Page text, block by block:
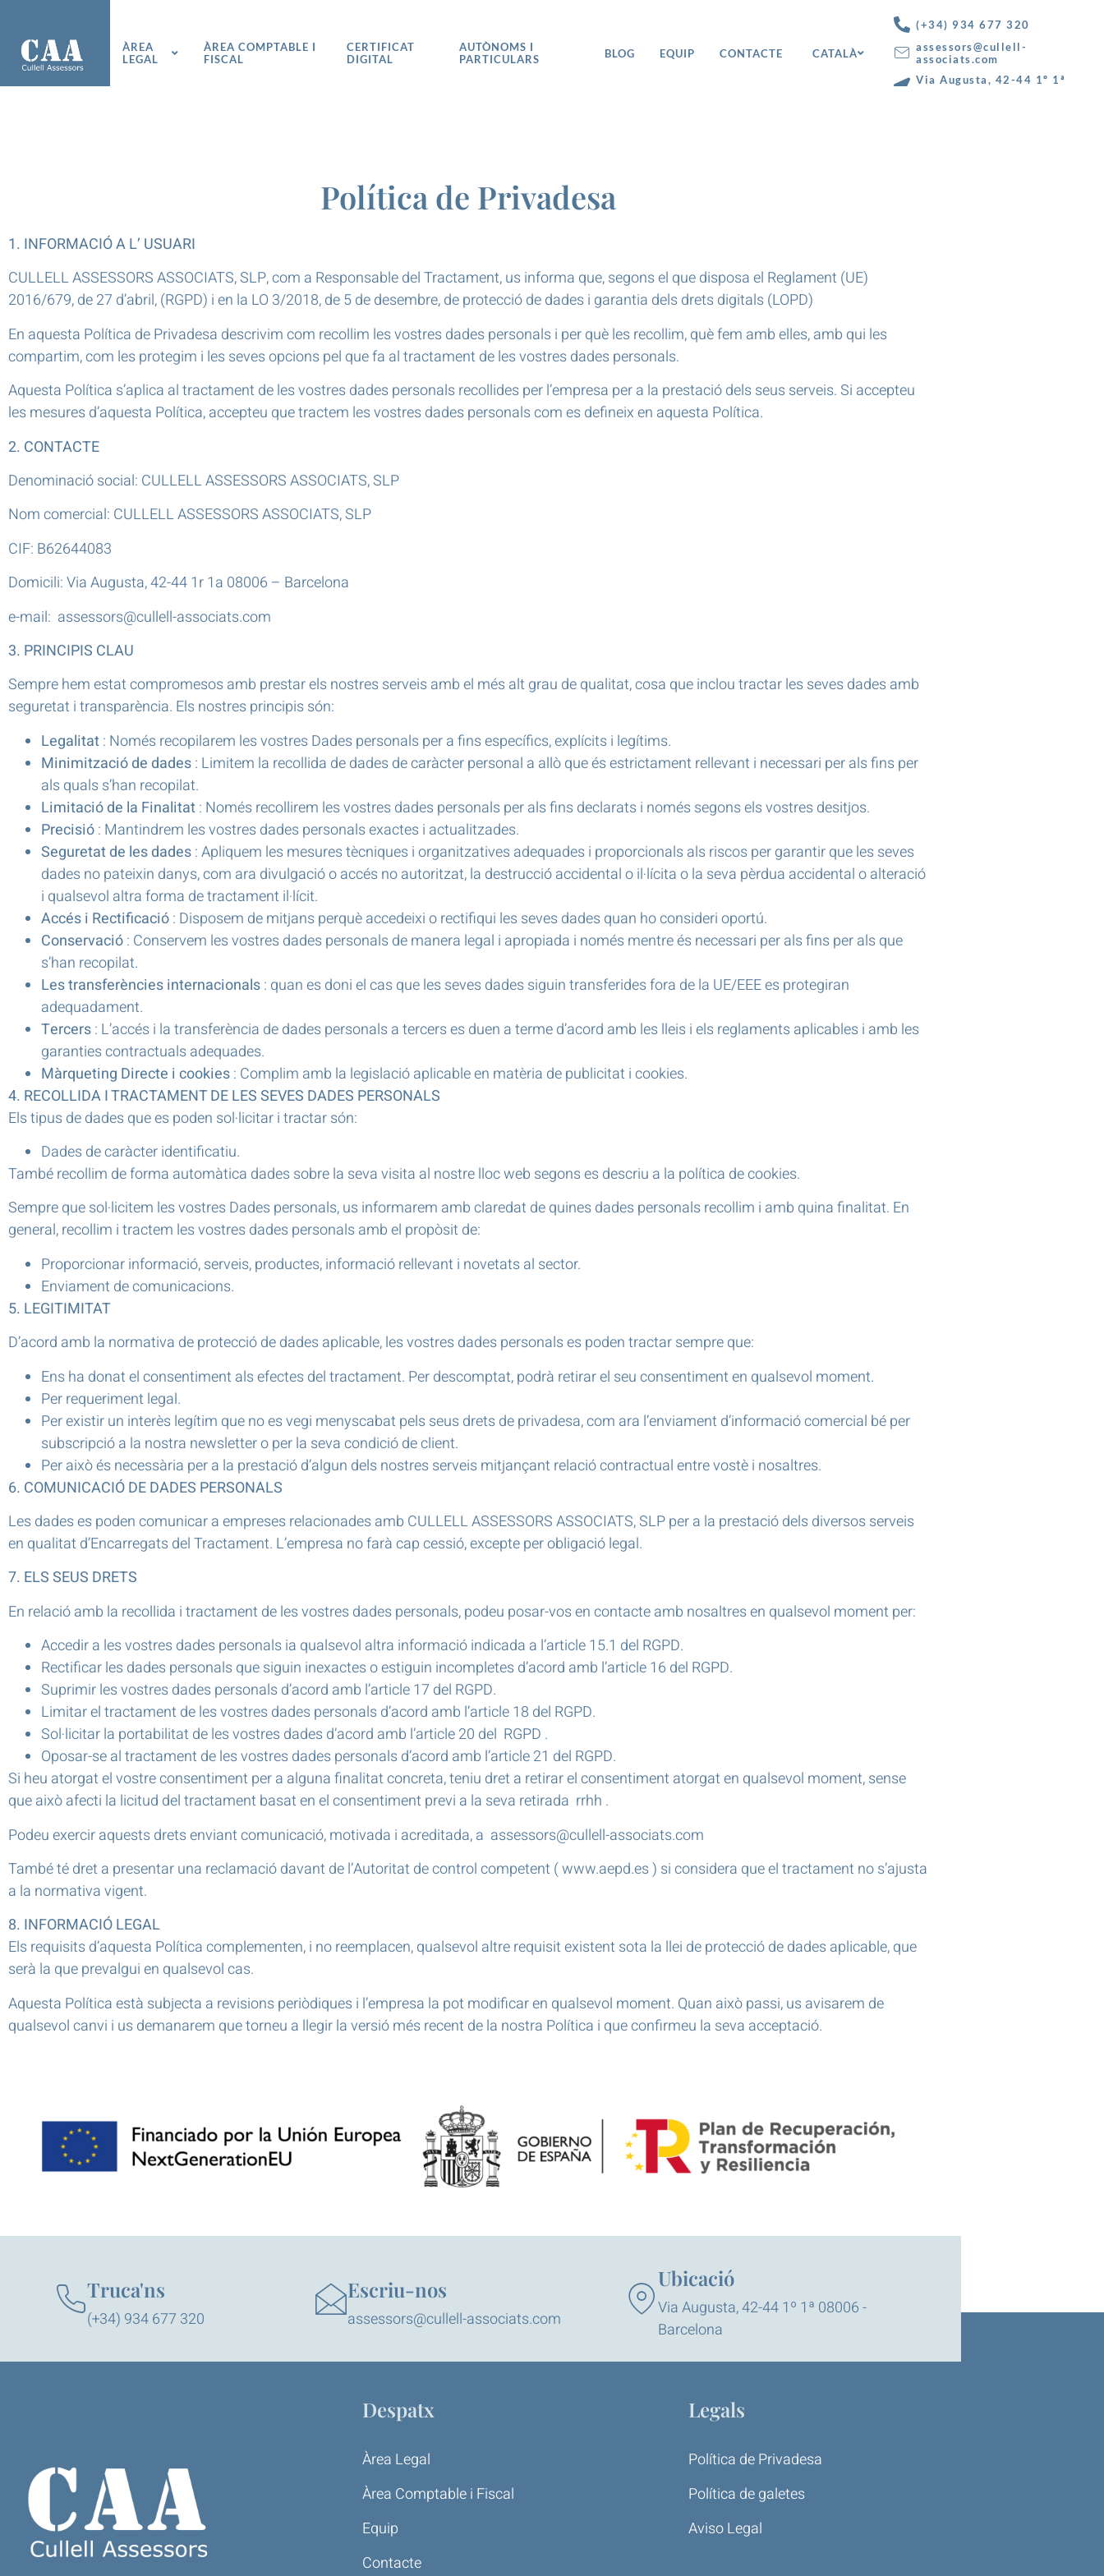
ÀREA
LEGAL
ÀREA COMPTABLE I
FISCAL
CERTIFICAT
DIGITAL
AUTÒNOMS I
PARTICULARS
BLOG EQUIP CONTACTE CATALÀ
(+34) 934 677 320
assessors@cullell-
associats.com
Via Augusta, 42-44 1º 1ª
Política de Privadesa
1. INFORMACIÓ A L’ USUARI
CULLELL ASSESSORS ASSOCIATS, SLP, com a Responsable del Tractament, us informa que, segons el que disposa el Reglament (UE)
2016/679, de 27 d’abril, (RGPD) i en la LO 3/2018, de 5 de desembre, de protecció de dades i garantia dels drets digitals (LOPD)
En aquesta Política de Privadesa descrivim com recollim les vostres dades personals i per què les recollim, què fem amb elles, amb qui les
compartim, com les protegim i les seves opcions pel que fa al tractament de les vostres dades personals.
Aquesta Política s’aplica al tractament de les vostres dades personals recollides per l’empresa per a la prestació dels seus serveis. Si accepteu
les mesures d’aquesta Política, accepteu que tractem les vostres dades personals com es defineix en aquesta Política.
2. CONTACTE
Denominació social: CULLELL ASSESSORS ASSOCIATS, SLP
Nom comercial: CULLELL ASSESSORS ASSOCIATS, SLP
CIF: B62644083
Domicili: Via Augusta, 42-44 1r 1a 08006 – Barcelona
e-mail: assessors@cullell-associats.com
3. PRINCIPIS CLAU
Sempre hem estat compromesos amb prestar els nostres serveis amb el més alt grau de qualitat, cosa que inclou tractar les seves dades amb
seguretat i transparència. Els nostres principis són:
Legalitat: Només recopilarem les vostres Dades personals per a fins específics, explícits i legítims.
Minimització de dades: Limitem la recollida de dades de caràcter personal a allò que és estrictament rellevant i necessari per als fins per
als quals s’han recopilat.
Limitació de la Finalitat: Només recollirem les vostres dades personals per als fins declarats i només segons els vostres desitjos.
Precisió: Mantindrem les vostres dades personals exactes i actualitzades.
Seguretat de les dades: Apliquem les mesures tècniques i organitzatives adequades i proporcionals als riscos per garantir que les seves
dades no pateixin danys, com ara divulgació o accés no autoritzat, la destrucció accidental o il·lícita o la seva pèrdua accidental o alteració
i qualsevol altra forma de tractament il·lícit.
Accés i Rectificació: Disposem de mitjans perquè accedeixi o rectifiqui les seves dades quan ho consideri oportú.
Conservació: Conservem les vostres dades personals de manera legal i apropiada i només mentre és necessari per als fins per als que
s’han recopilat.
Les transferències internacionals: quan es doni el cas que les seves dades siguin transferides fora de la UE/EEE es protegiran
adequadament.
Tercers: L’accés i la transferència de dades personals a tercers es duen a terme d’acord amb les lleis i els reglaments aplicables i amb les
garanties contractuals adequades.
Màrqueting Directe i cookies: Complim amb la legislació aplicable en matèria de publicitat i cookies.
4. RECOLLIDA I TRACTAMENT DE LES SEVES DADES PERSONALS
Els tipus de dades que es poden sol·licitar i tractar són:
Dades de caràcter identificatiu.
També recollim de forma automàtica dades sobre la seva visita al nostre lloc web segons es descriu a la política de cookies.
Sempre que sol·licitem les vostres Dades personals, us informarem amb claredat de quines dades personals recollim i amb quina finalitat. En
general, recollim i tractem les vostres dades personals amb el propòsit de:
Proporcionar informació, serveis, productes, informació rellevant i novetats al sector.
Enviament de comunicacions.
5. LEGITIMITAT
D’acord amb la normativa de protecció de dades aplicable, les vostres dades personals es poden tractar sempre que:
Ens ha donat el consentiment als efectes del tractament. Per descomptat, podrà retirar el seu consentiment en qualsevol moment.
Per requeriment legal.
Per existir un interès legítim que no es vegi menyscabat pels seus drets de privadesa, com ara l’enviament d’informació comercial bé per
subscripció a la nostra newsletter o per la seva condició de client.
Per això és necessària per a la prestació d’algun dels nostres serveis mitjançant relació contractual entre vostè i nosaltres.
6. COMUNICACIÓ DE DADES PERSONALS
Les dades es poden comunicar a empreses relacionades amb CULLELL ASSESSORS ASSOCIATS, SLP per a la prestació dels diversos serveis
en qualitat d’Encarregats del Tractament. L’empresa no farà cap cessió, excepte per obligació legal.
7. ELS SEUS DRETS
En relació amb la recollida i tractament de les vostres dades personals, podeu posar-vos en contacte amb nosaltres en qualsevol moment per:
Accedir a les vostres dades personals ia qualsevol altra informació indicada a l’article 15.1 del RGPD.
Rectificar les dades personals que siguin inexactes o estiguin incompletes d’acord amb l’article 16 del RGPD.
Suprimir les vostres dades personals d’acord amb l’article 17 del RGPD.
Limitar el tractament de les vostres dades personals d’acord amb l’article 18 del RGPD.
Sol·licitar la portabilitat de les vostres dades d’acord amb l’article 20 del RGPD .
Oposar-se al tractament de les vostres dades personals d’acord amb l’article 21 del RGPD.
Si heu atorgat el vostre consentiment per a alguna finalitat concreta, teniu dret a retirar el consentiment atorgat en qualsevol moment, sense
que això afecti la licitud del tractament basat en el consentiment previ a la seva retirada rrhh .
Podeu exercir aquests drets enviant comunicació, motivada i acreditada, a assessors@cullell-associats.com
També té dret a presentar una reclamació davant de l’Autoritat de control competent (www.aepd.es) si considera que el tractament no s’ajusta
a la normativa vigent.
8. INFORMACIÓ LEGAL
Els requisits d’aquesta Política complementen, i no reemplacen, qualsevol altre requisit existent sota la llei de protecció de dades aplicable, que
serà la que prevalgui en qualsevol cas.
Aquesta Política està subjecta a revisions periòdiques i l’empresa la pot modificar en qualsevol moment. Quan això passi, us avisarem de
qualsevol canvi i us demanarem que torneu a llegir la versió més recent de la nostra Política i que confirmeu la seva acceptació.
Truca'ns
(+34) 934 677 320
Escriu-nos
assessors@cullell-associats.com
Ubicació
Via Augusta, 42-44 1º 1ª 08006 -
Barcelona
Despatx
Àrea Legal
Àrea Comptable i Fiscal
Equip
Contacte
Legals
Política de Privadesa
Política de galetes
Aviso Legal